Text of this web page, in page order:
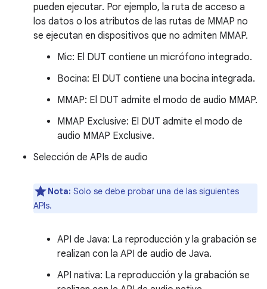
pueden ejecutar. Por ejemplo, la ruta de acceso a
los datos o los atributos de las rutas de MMAP no
se ejecutan en dispositivos que no admiten MMAP.
Mic: El DUT contiene un micrófono integrado.
Bocina: El DUT contiene una bocina integrada.
MMAP: El DUT admite el modo de audio MMAP.
MMAP Exclusive: El DUT admite el modo de
audio MMAP Exclusive.
Selección de APIs de audio
Nota: Solo se debe probar una de las siguientes
APIs.
API de Java: La reproducción y la grabación se
realizan con la API de audio de Java.
API nativa: La reproducción y la grabación se